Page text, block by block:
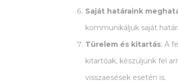
Saját határaink
kommunikáljuk saját
Türelem és kitartás: A
kitartóak, készüljünk fel
visszaesések esetén is.